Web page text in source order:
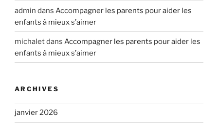
admin dans Accompagner les parents pour aider les
enfants à mieux s’aimer
michaletdans Accompagner les parents pour aider les
enfants à mieux s’aimer
ARCHIVES
janvier 2026